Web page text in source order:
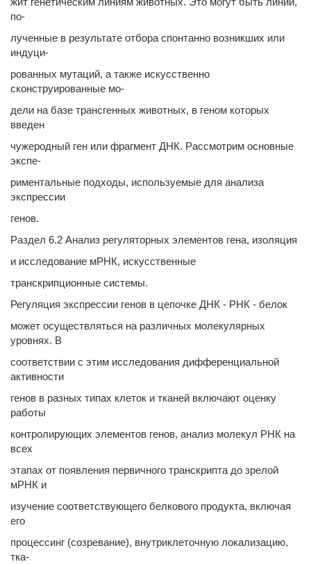
по-
лученные в результате отбора спонтанно возникших или
индуци-
рованных мутаций, а также искусственно
сконструированные мо-
дели на базе трансгенных животных, в геном которых
введен
чужеродный ген или фрагмент ДНК. Рассмотрим основные
экспе-
риментальные подходы, используемые для анализа
экспрессии
генов.
Раздел 6.2 Анализ регуляторных элементов гена, изоляция
и исследование мРНК, искусственные
транскрипционные системы.
Регуляция экспрессии генов в цепочке ДНК - РНК - белок
может осуществляться на различных молекулярных
уровнях. В
соответствии с этим исследования дифференциальной
активности
генов в разных типах клеток и тканей включают оценку
работы
контролирующих элементов генов, анализ молекул РНК на
всех
этапах от появления первичного транскрипта до зрелой
мРНК и
изучение соответствующего белкового продукта, включая
его
процессинг (созревание), внутриклеточную локализацию,
тка-